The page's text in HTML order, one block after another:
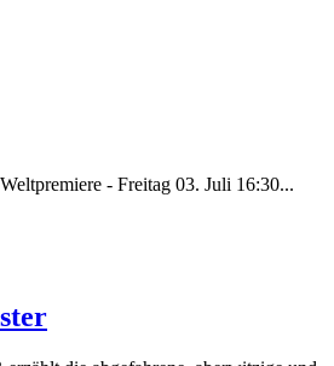
- Freitag 03. Juli 16:30...